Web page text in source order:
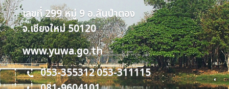
เลขที่ 299 หมู่ 9 อ.สันป่าตอง
จ.เชียงใหม่ 50120
www.yuwa.go.th
053-355312,053-311115